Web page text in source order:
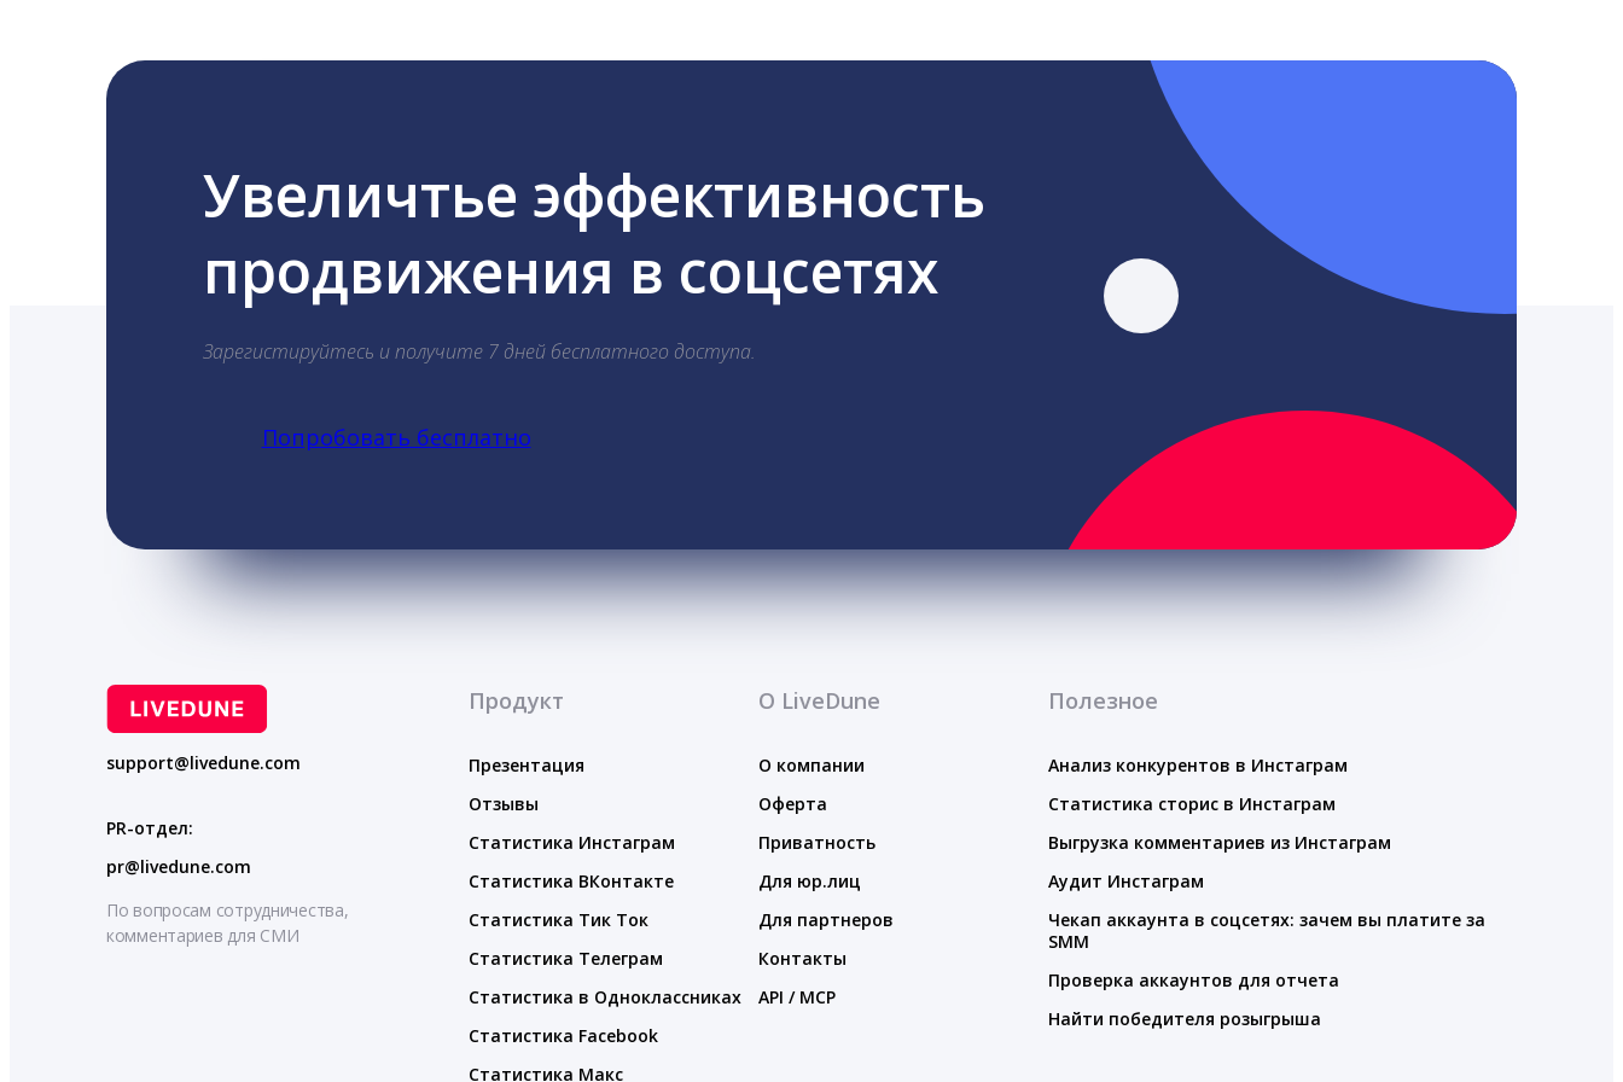
Увеличтье эффективность
продвижения в соцсетях
Зарегистируйтесь и получите 7 дней бесплатного доступа.
Попробовать бесплатно
support@livedune.com
PR-отдел:
pr@livedune.com
По вопросам сотрудничества,
комментариев для СМИ
Продукт
Презентация
Отзывы
Статистика Инстаграм
Статистика ВКонтакте
Статистика Тик Ток
Статистика Телеграм
Статистика в Одноклассниках
Статистика Facebook
Статистика Макс
О LiveDune
О компании
Оферта
Приватность
Для юр.лиц
Для партнеров
Контакты
API / MCP
Полезное
Анализ конкурентов в Инстаграм
Статистика сторис в Инстаграм
Выгрузка комментариев из Инстаграм
Аудит Инстаграм
Чекап аккаунта в соцсетях: зачем вы платите за
SMM
Проверка аккаунтов для отчета
Найти победителя розыгрыша